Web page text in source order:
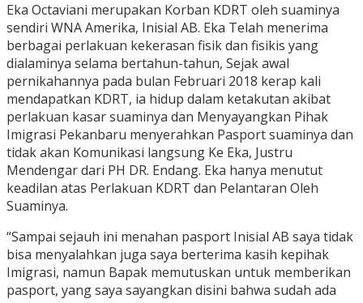
Eka Octaviani merupakan Korban KDRT oleh suaminya
sendiri WNA Amerika, Inisial AB. Eka Telah menerima
berbagai perlakuan kekerasan fisik dan fisikis yang
dialaminya selama bertahun-tahun, Sejak awal
pernikahannya pada bulan Februari 2018 kerap kali
mendapatkan KDRT, ia hidup dalam ketakutan akibat
perlakuan kasar suaminya dan Menyayangkan Pihak
Imigrasi Pekanbaru menyerahkan Pasport suaminya dan
tidak akan Komunikasi langsung Ke Eka, Justru
Mendengar dari PH DR. Endang. Eka hanya menutut
keadilan atas Perlakuan KDRT dan Pelantaran Oleh
Suaminya.
“Sampai sejauh ini menahan pasport Inisial AB saya tidak
bisa menyalahkan juga saya berterima kasih kepihak
Imigrasi, namun Bapak memutuskan untuk memberikan
pasport, yang saya sayangkan disini bahwa sudah ada